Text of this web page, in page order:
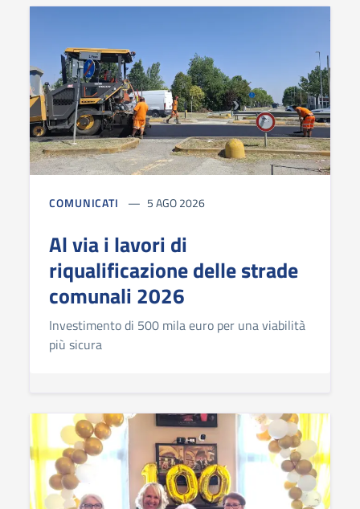
COMUNICATI 5 AGO 2026
Al via i lavori di
riqualificazione delle strade
comunali 2026
Investimento di 500 mila euro per una viabilità
più sicura